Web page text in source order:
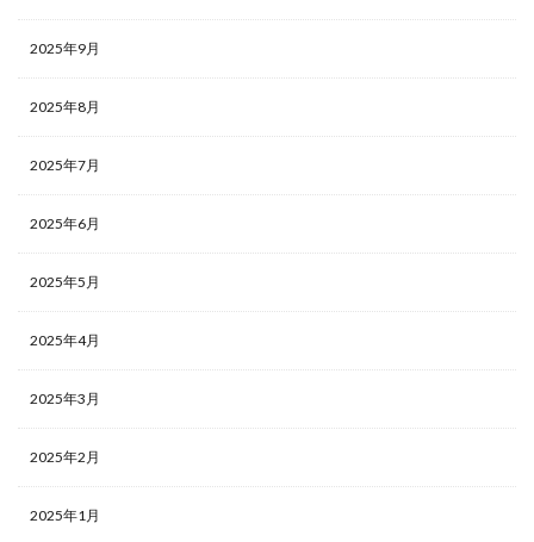
2025年9月
2025年8月
2025年7月
2025年6月
2025年5月
2025年4月
2025年3月
2025年2月
2025年1月